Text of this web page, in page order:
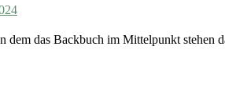
dem das Backbuch im Mittelpunkt stehen